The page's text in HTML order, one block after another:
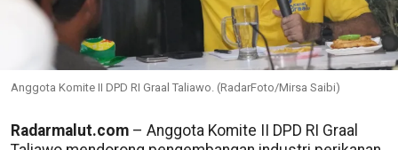
Anggota Komite II DPD RI Graal Taliawo. (RadarFoto/Mirsa Saibi)
Radarmalut.com – Anggota Komite II DPD RI Graal